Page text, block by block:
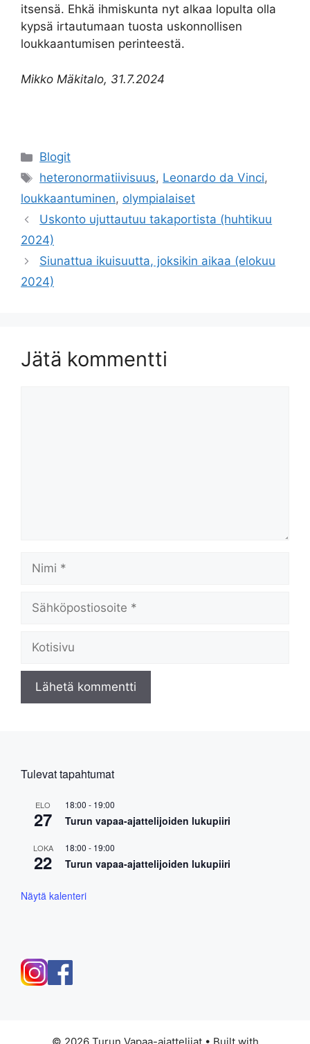
itsensä. Ehkä ihmiskunta nyt alkaa lopulta olla
kypsä irtautumaan tuosta uskonnollisen
loukkaantumisen perinteestä.
Mikko Mäkitalo, 31.7.2024
Kategoriat
Blogit
Avainsanat
heteronormatiivisuus, Leonardo da Vinci,
loukkaantuminen, olympialaiset
Uskonto ujuttautuu takaportista (huhtikuu
2024)
Siunattua ikuisuutta, joksikin aikaa (elokuu
2024)
Jätä kommentti
Nimi
Sähköpostiosoite
Kotisivu
Tulevat tapahtumat
ELO
27
18:00 - 19:00
Turun vapaa-ajattelijoiden lukupiiri
LOKA
22
18:00 - 19:00
Turun vapaa-ajattelijoiden lukupiiri
Näytä kalenteri